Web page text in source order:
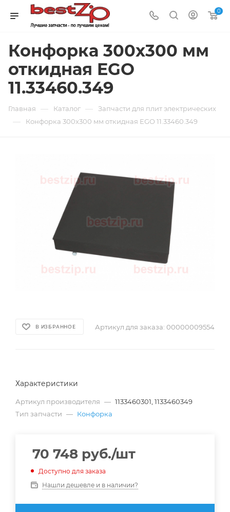
0
Конфорка 300x300 мм
откидная EGO
11.33460.349
Главная — Каталог — Запчасти для плит электрических
— Конфорка 300x300 мм откидная EGO 11.33460.349
В ИЗБРАННОЕ Артикул для заказа: 00000009554
Характеристики
Артикул производителя — 1133460301, 1133460349
Тип запчасти — Конфорка
70 748 руб./шт
Доступно для заказа
Нашли дешевле и в наличии?